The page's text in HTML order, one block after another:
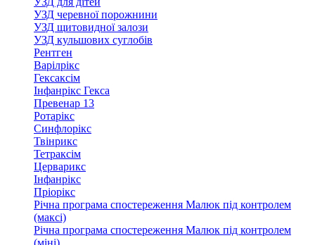
УЗД черевної порожнини
УЗД щитовидної залози
УЗД кульшових суглобів
Рентген
Варілрікс
Гексаксім
Інфанрікс Гекса
Превенар 13
Ротарікс
Синфлорікс
Твінрикс
Тетраксім
Церварикс
Інфанрікс
Пріорікс
Річна програма спостереження Малюк під контролем
(максі)
Річна програма спостереження Малюк під контролем
(міні)